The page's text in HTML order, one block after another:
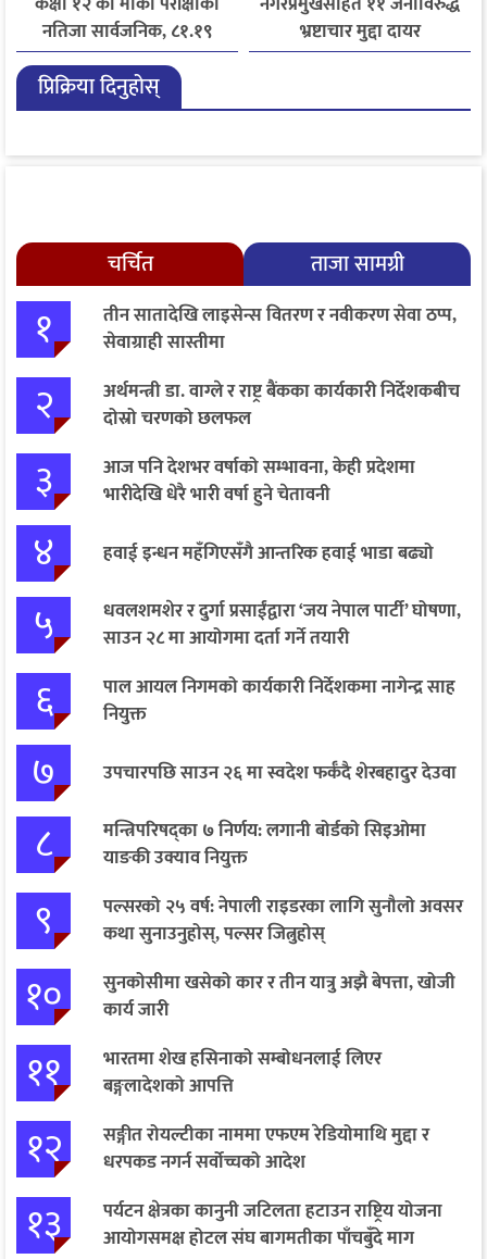
नतिजा सार्वजनिक, ८१.१९
प्रतिशत विद्यार्थी उत्तीर्ण
भ्रष्टाचार मुद्दा दायर
प्रिक्रिया दिनुहोस्
चर्चित ताजा सामग्री
१
तीन सातादेखि लाइसेन्स वितरण र नवीकरण सेवा ठप्प,
सेवाग्राही सास्तीमा
२
अर्थमन्त्री डा. वाग्ले र राष्ट्र बैंकका कार्यकारी निर्देशकबीच
दोस्रो चरणको छलफल
३
आज पनि देशभर वर्षाको सम्भावना, केही प्रदेशमा
भारीदेखि धेरै भारी वर्षा हुने चेतावनी
४ हवाई इन्धन महँगिएसँगै आन्तरिक हवाई भाडा बढ्यो
५
धवलशमशेर र दुर्गा प्रसाईंद्वारा ‘जय नेपाल पार्टी’ घोषणा,
साउन २८ मा आयोगमा दर्ता गर्ने तयारी
६
पाल आयल निगमको कार्यकारी निर्देशकमा नागेन्द्र साह
नियुक्त
७ उपचारपछि साउन २६ मा स्वदेश फर्कँदै शेरबहादुर देउवा
८
मन्त्रिपरिषद्का ७ निर्णय: लगानी बोर्डको सिइओमा
याङकी उक्याव नियुक्त
९
पल्सरको २५ वर्ष: नेपाली राइडरका लागि सुनौलो अवसर
कथा सुनाउनुहोस्, पल्सर जित्नुहोस्
१०
सुनकोसीमा खसेको कार र तीन यात्रु अझै बेपत्ता, खोजी
कार्य जारी
११
भारतमा शेख हसिनाको सम्बोधनलाई लिएर
बङ्गलादेशको आपत्ति
१२
सङ्गीत रोयल्टीका नाममा एफएम रेडियोमाथि मुद्दा र
धरपकड नगर्न सर्वोच्चको आदेश
१३
पर्यटन क्षेत्रका कानुनी जटिलता हटाउन राष्ट्रिय योजना
आयोगसमक्ष होटल संघ बागमतीका पाँचबुँदे माग